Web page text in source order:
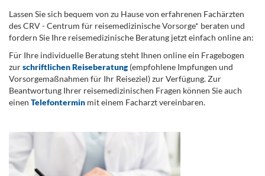
Lassen Sie sich bequem von zu Hause von erfahrenen Fachärzten
des CRV - Centrum für reisemedizinische Vorsorge* beraten und
fordern Sie Ihre reisemedizinische Beratung jetzt einfach online an:
Für Ihre individuelle Beratung steht Ihnen online ein Fragebogen
zurschriftlichen Reiseberatung(empfohlene Impfungen und
Vorsorgemaßnahmen für Ihr Reiseziel) zur Verfügung. Zur
Beantwortung Ihrer reisemedizinischen Fragen können Sie auch
einen Telefontermin mit einem Facharzt vereinbaren.